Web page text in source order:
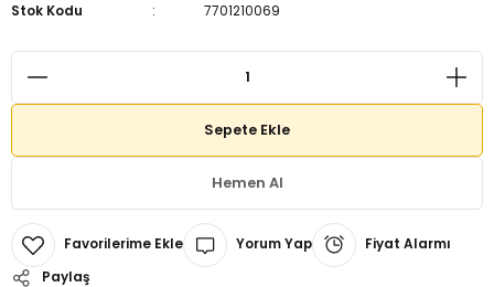
Stok Kodu
7701210069
Sepete Ekle
Hemen Al
Yorum Yap
Fiyat Alarmı
Paylaş